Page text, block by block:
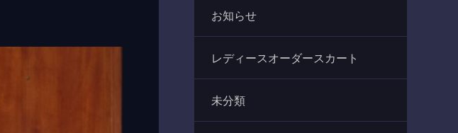
お知らせ
レディースオーダースカート
未分類